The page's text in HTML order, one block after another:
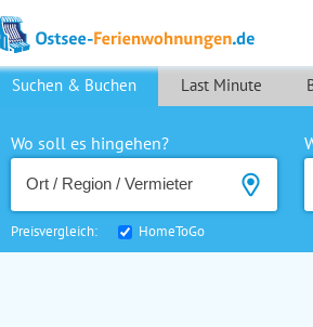
Suchen & Buchen Last Minute
Wo soll es hingehen?
Preisvergleich: HomeToGo